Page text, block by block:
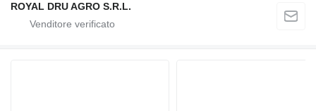
ROYAL DRU AGRO S.R.L.